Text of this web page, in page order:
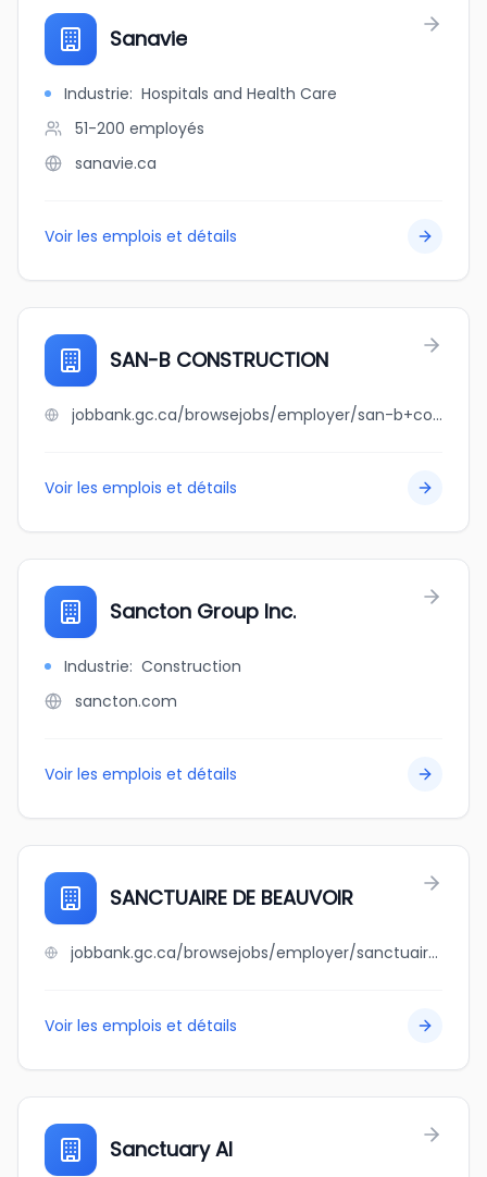
Sanavie
Industrie: Hospitals and Health Care
51-200 employés
sanavie.ca
Voir les emplois et détails
SAN-B CONSTRUCTION
jobbank.gc.ca/browsejobs/employer/san-b+construction/ca
Voir les emplois et détails
Sancton Group Inc.
Industrie: Construction
sancton.com
Voir les emplois et détails
SANCTUAIRE DE BEAUVOIR
jobbank.gc.ca/browsejobs/employer/sanctuaire+de+beauvoir/ca
Voir les emplois et détails
Sanctuary AI